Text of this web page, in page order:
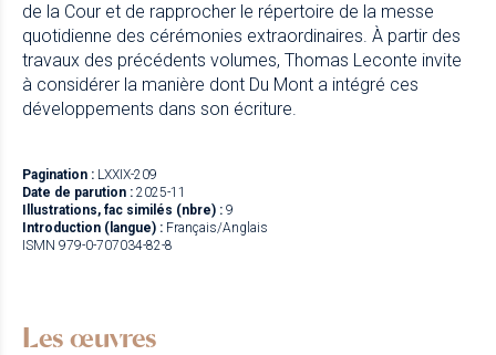
de la Cour et de rapprocher le répertoire de la messe
quotidienne des cérémonies extraordinaires. À partir des
travaux des précédents volumes, Thomas Leconte invite
à considérer la manière dont Du Mont a intégré ces
développements dans son écriture.
Pagination : LXXIX-209
Date de parution : 2025-11
Illustrations, fac similés (nbre) : 9
Introduction (langue) : Français/Anglais
ISMN 979-0-707034-82-8
Les œuvres